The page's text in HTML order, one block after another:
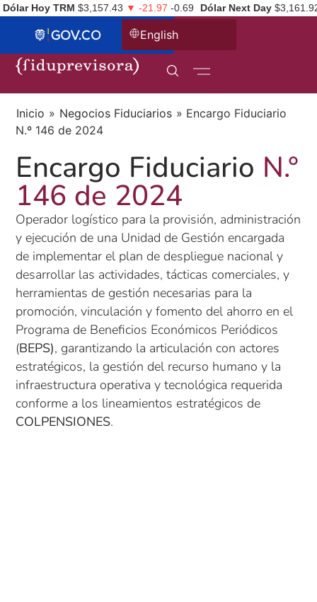
Dólar Hoy TRM $3,157.43 ▼ -21.97 -0.69 Dólar Next Day
English
Inicio » Negocios Fiduciarios » Encargo Fiduciario
N.º 146 de 2024
Encargo Fiduciario N.°
146 de 2024
Operador logístico para la provisión, administración
y ejecución de una Unidad de Gestión encargada
de implementar el plan de despliegue nacional y
desarrollar las actividades, tácticas comerciales, y
herramientas de gestión necesarias para la
promoción, vinculación y fomento del ahorro en el
Programa de Beneficios Económicos Periódicos
(BEPS), garantizando la articulación con actores
estratégicos, la gestión del recurso humano y la
infraestructura operativa y tecnológica requerida
conforme a los lineamientos estratégicos de
COLPENSIONES.